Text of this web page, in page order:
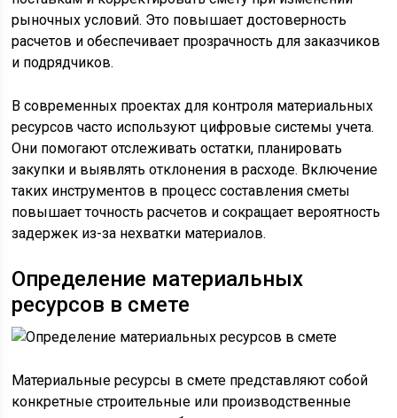
рыночных условий. Это повышает достоверность
расчетов и обеспечивает прозрачность для заказчиков
и подрядчиков.
В современных проектах для контроля материальных
ресурсов часто используют цифровые системы учета.
Они помогают отслеживать остатки, планировать
закупки и выявлять отклонения в расходе. Включение
таких инструментов в процесс составления сметы
повышает точность расчетов и сокращает вероятность
задержек из-за нехватки материалов.
Определение материальных
ресурсов в смете
Материальные ресурсы в смете представляют собой
конкретные строительные или производственные